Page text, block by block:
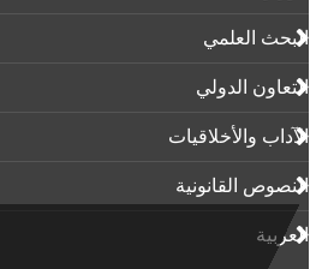
البحث العلمي
التعاون الدولي
الآداب واﻷخلاقيات
النصوص القانونية
العربية